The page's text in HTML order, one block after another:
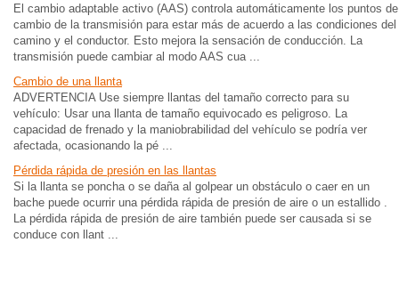
El cambio adaptable activo (AAS) controla automáticamente los puntos de
cambio de la transmisión para estar más de acuerdo a las condiciones del
camino y el conductor. Esto mejora la sensación de conducción. La
transmisión puede cambiar al modo AAS cua ...
Cambio de una llanta
ADVERTENCIA Use siempre llantas del tamaño correcto para su
vehículo: Usar una llanta de tamaño equivocado es peligroso. La
capacidad de frenado y la maniobrabilidad del vehículo se podría ver
afectada, ocasionando la pé ...
Pérdida rápida de presión en las llantas
Si la llanta se poncha o se daña al golpear un obstáculo o caer en un
bache puede ocurrir una pérdida rápida de presión de aire o un estallido .
La pérdida rápida de presión de aire también puede ser causada si se
conduce con llant ...